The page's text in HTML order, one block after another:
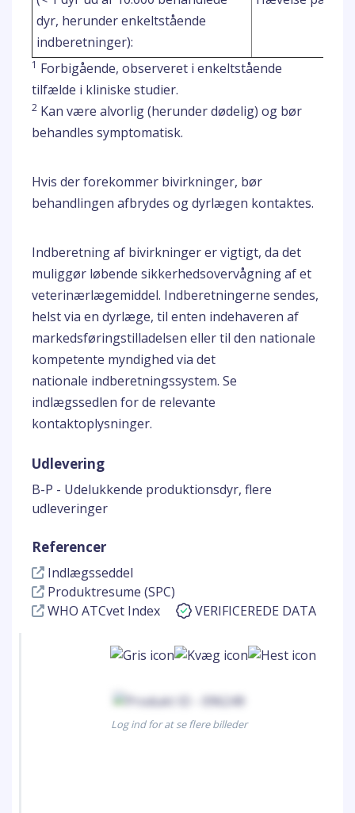
dyr, herunder enkeltstående
indberetninger):
1 Forbigående, observeret i enkeltstående
tilfælde i kliniske studier.
2 Kan være alvorlig (herunder dødelig) og bør
behandles symptomatisk.
Hvis der forekommer bivirkninger, bør
behandlingen afbrydes og dyrlægen kontaktes.
Indberetning af bivirkninger er vigtigt, da det
muliggør løbende sikkerhedsovervågning af et
veterinærlægemiddel. Indberetningerne sendes,
helst via en dyrlæge, til enten indehaveren af
markedsføringstilladelsen eller til den nationale
kompetente myndighed via det
nationale indberetningssystem. Se
indlægssedlen for de relevante
kontaktoplysninger.
Udlevering
B-P - Udelukkende produktionsdyr, flere
udleveringer
Referencer
Indlægsseddel
Produktresume (SPC)
WHO ATCvet Index
VERIFICEREDE DATA
Log ind for at se flere billeder